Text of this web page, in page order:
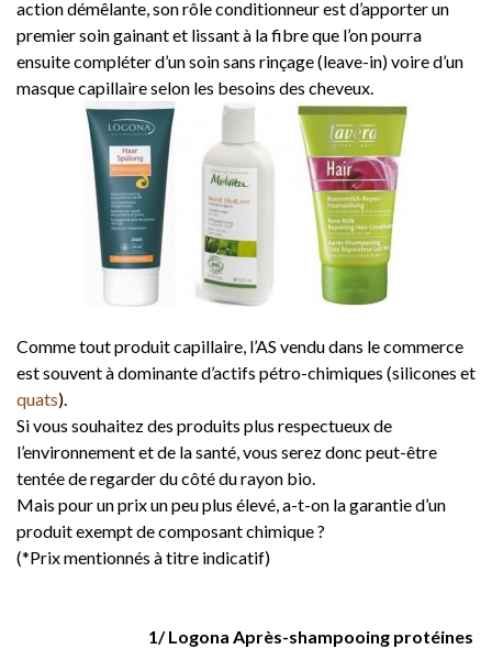
action démêlante, son rôle conditionneur est d’apporter un
premier soin gainant et lissant à la fibre que l’on pourra
ensuite compléter d’un soin sans rinçage (leave-in) voire d’un
masque capillaire selon les besoins des cheveux.
Comme tout produit capillaire, l’AS vendu dans le commerce
est souvent à dominante d’actifs pétro-chimiques (silicones et
quats).
Si vous souhaitez des produits plus respectueux de
l’environnement et de la santé, vous serez donc peut-être
tentée de regarder du côté du rayon bio.
Mais pour un prix un peu plus élevé, a-t-on la garantie d’un
produit exempt de composant chimique ?
(*Prix mentionnés à titre indicatif)
1/ Logona Après-shampooing protéines